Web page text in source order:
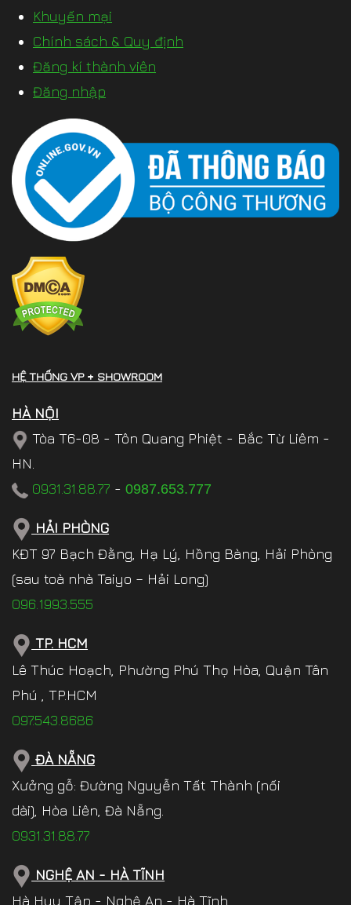
Khuyến mại
Chính sách & Quy định
Đăng kí thành viên
Đăng nhập
HỆ THỐNG VP + SHOWROOM
HÀ NỘI
Tòa T6-08 - Tôn Quang Phiệt - Bắc Từ Liêm -
HN.
0931.31.88.77 - 0987.653.777
HẢI PHÒNG
KĐT 97 Bạch Đằng, Hạ Lý, Hồng Bàng, Hải Phòng
(sau toà nhà Taiyo – Hải Long)
096.1993.555
TP. HCM
Lê Thúc Hoạch, Phường Phú Thọ Hòa, Quận Tân
Phú , TP.HCM
097.543.8686
ĐÀ NẴNG
Xưởng gỗ: Đường Nguyễn Tất Thành (nối
dài), Hòa Liên, Đà Nẵng.
0931.31.88.77
NGHỆ AN - HÀ TĨNH
Hà Huy Tập - Nghệ An - Hà Tĩnh